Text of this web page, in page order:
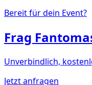
Bereit für dein Event?
Frag
Unverbindlich,
Jetzt anfragen